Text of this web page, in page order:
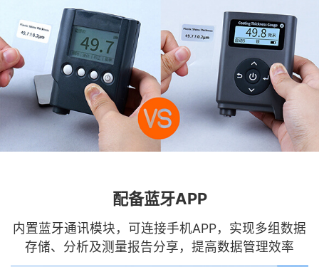
配备蓝牙APP
内置蓝牙通讯模块，可连接手机APP，实现多组数据
存储、分析及测量报告分享，提高数据管理效率